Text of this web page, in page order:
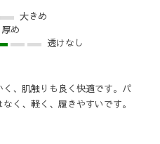
大きめ
厚め
透けなし
、肌触りも良く快適です。パ
く、軽く、履きやすいです。